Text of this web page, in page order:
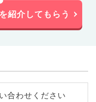
紹介してもらう
合わせください